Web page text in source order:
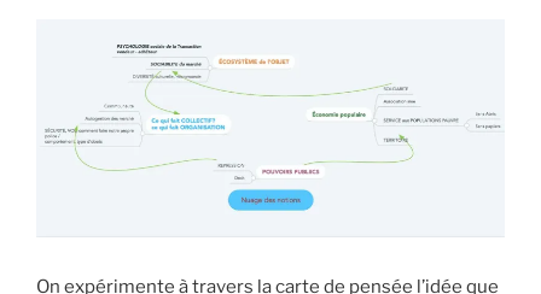
On expérimente à travers la carte de pensée l’idée que